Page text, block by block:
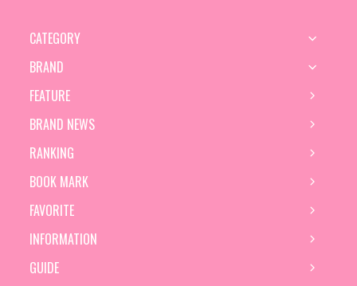
CATEGORY
BRAND
FEATURE
BRAND NEWS
RANKING
BOOK MARK
FAVORITE
INFORMATION
GUIDE